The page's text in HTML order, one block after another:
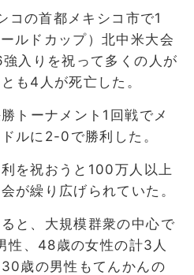
コの首都メキシコ市で1
ルドカップ）北中米大会
入りを祝って多くの人が
も4人が死亡した。
トーナメント1回戦でメ
ルに2-0で勝利した。
を祝おうと100万人以上
が繰り広げられていた。
と、大規模群衆の中心で
性、48歳の女性の計3人
歳の男性もてんかんの